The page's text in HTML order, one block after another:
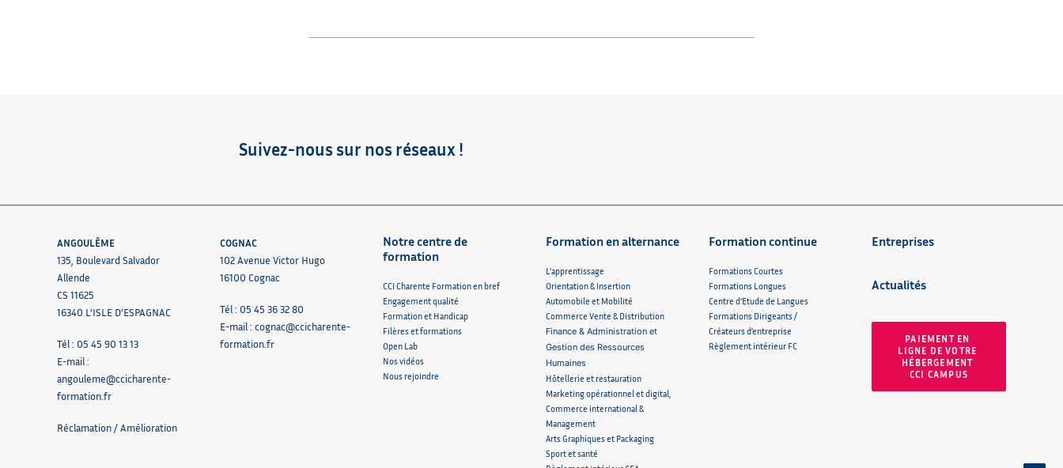
Suivez-nous sur nos réseaux !
ANGOULÊME
135, Boulevard Salvador
Allende
CS 11625
16340 L’ISLE D’ESPAGNAC
Tél : 05 45 90 13 13
E-mail :
angouleme@ccicharente-
formation.fr
Réclamation / Amélioration
COGNAC
102 Avenue Victor Hugo
16100 Cognac
Tél : 05 45 36 32 80
E-mail : cognac@ccicharente-
formation.fr
Notre centre de
formation
CCI Charente Formation en bref
Engagement qualité
Formation et Handicap
Filères et formations
Open Lab
Nos vidéos
Nous rejoindre
Formation en alternance
L’apprentissage
Orientation & Insertion
Automobile et Mobilité
Commerce Vente & Distribution
Finance & Administration et
Gestion des Ressources
Humaines
Hôtellerie et restauration
Marketing opérationnel et digital,
Commerce international &
Management
Arts Graphiques et Packaging
Sport et santé
Formation continue
Formations Courtes
Formations Longues
Centre d’Etude de Langues
Formations Dirigeants /
Créateurs d’entreprise
Règlement intérieur FC
Entreprises
Actualités
PAIEMENT EN
LIGNE DE VOTRE
HÉBERGEMENT
CCI CAMPUS